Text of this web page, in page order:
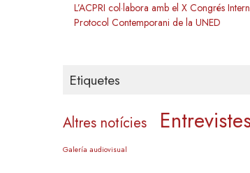
L’ACPRI col·labora amb el X Congrés
Protocol Contemporani de la UNED
Etiquetes
Altres notícies
Galería audiovisual